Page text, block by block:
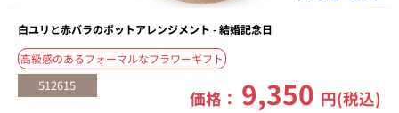
白ユリと赤バラのポットアレンジメント - 結婚記念日
高級感のあるフォーマルなフラワーギフト
512615
価格： 9,350 円(税込)